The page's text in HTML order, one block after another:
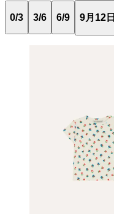
0/3 3/6 6/9 9月12日